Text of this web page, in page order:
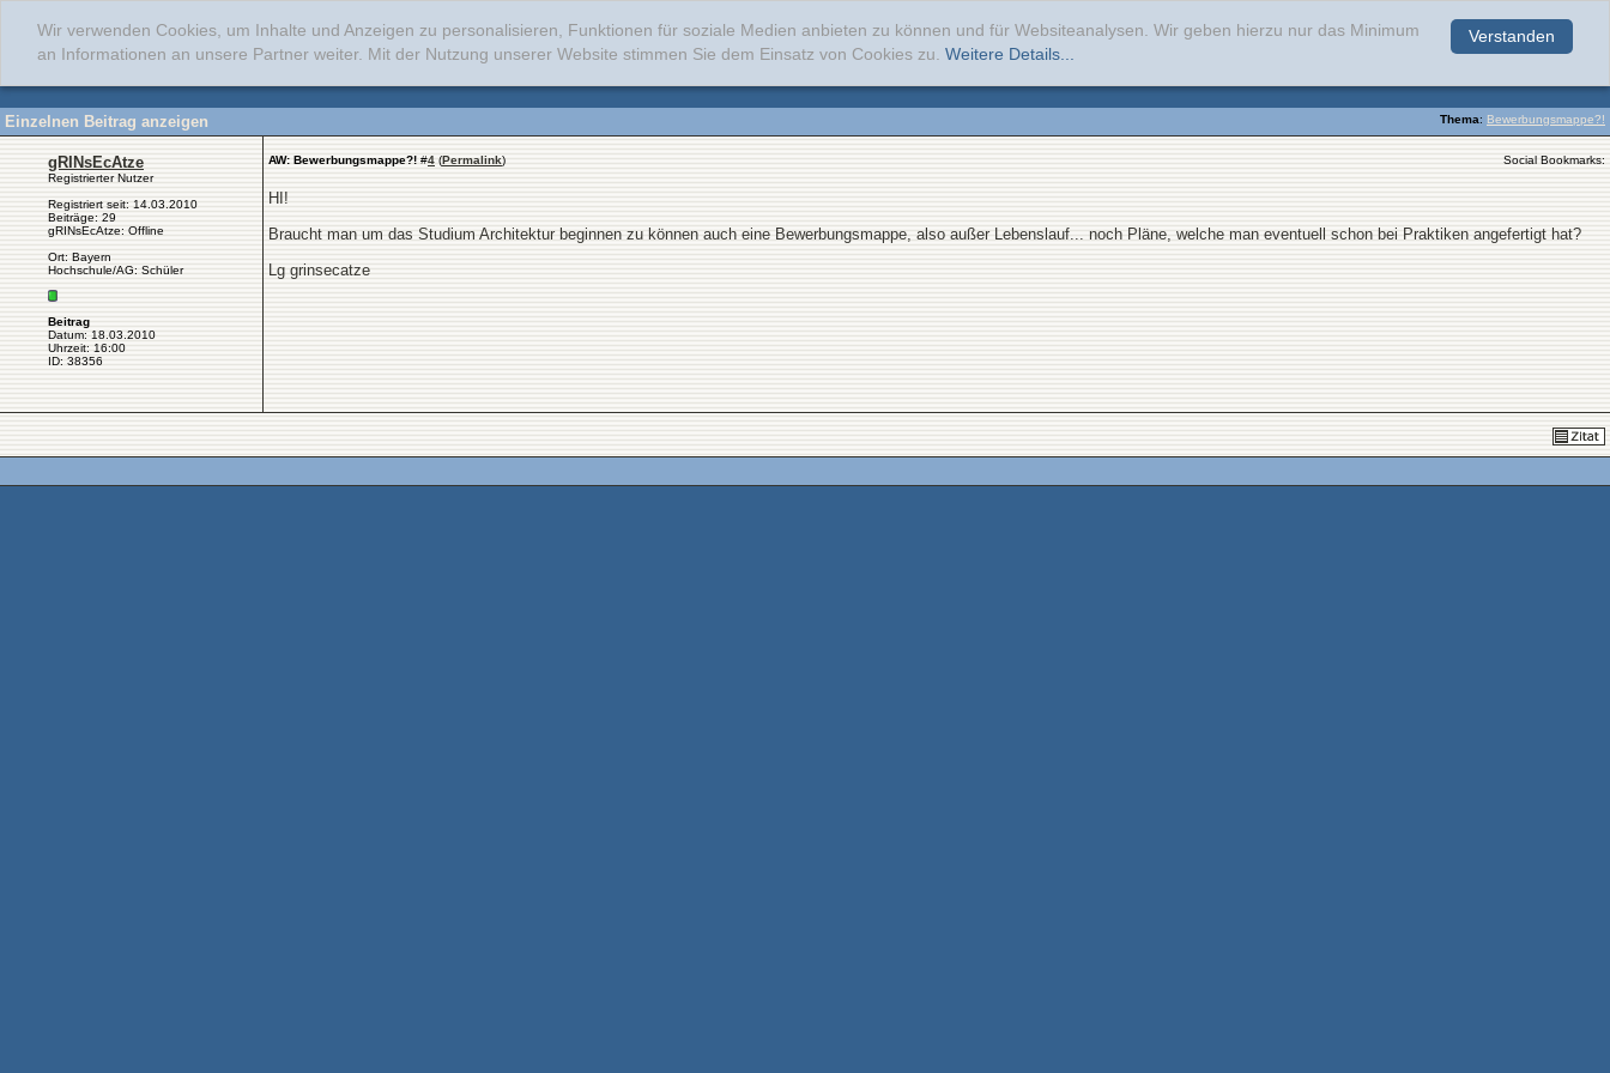
Verstanden
Wir verwenden Cookies, um Inhalte und Anzeigen zu personalisieren, Funktionen für soziale Medien anbieten zu können und für Websiteanalysen. Wir geben hierzu nur das Minimum
an Informationen an unsere Partner weiter. Mit der Nutzung unserer Website stimmen Sie dem Einsatz von Cookies zu. Weitere Details...
Thema: Bewerbungsmappe?!
Einzelnen Beitrag anzeigen
gRINsEcAtze
Registrierter Nutzer
Registriert seit: 14.03.2010
Beiträge: 29
gRINsEcAtze: Offline
Ort: Bayern
Hochschule/AG: Schüler
Beitrag
Datum: 18.03.2010
Uhrzeit: 16:00
ID: 38356
AW: Bewerbungsmappe?! #4 (Permalink) Social Bookmarks:
HI!
Braucht man um das Studium Architektur beginnen zu können auch eine Bewerbungsmappe, also außer Lebenslauf... noch Pläne, welche man eventuell schon bei Praktiken angefertigt hat?
Lg grinsecatze